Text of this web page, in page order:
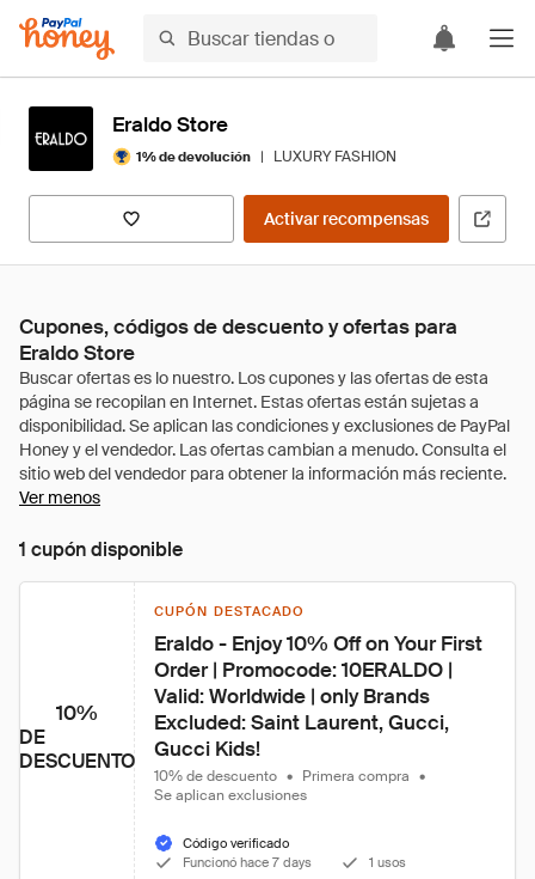
Eraldo Store
1% de devolución | LUXURY FASHION
Activar recompensas
Cupones, códigos de descuento y ofertas para
Eraldo Store
Ver menos
1 cupón disponible
10%
DE
DESCUENTO
CUPÓN DESTACADO
Eraldo - Enjoy 10% Off on Your First
Order | Promocode: 10ERALDO |
Valid: Worldwide | only Brands
Excluded: Saint Laurent, Gucci,
Gucci Kids!
10% de descuento • Primera compra •
Se aplican exclusiones
Código verificado
Funcionó hace 7 days
1 usos